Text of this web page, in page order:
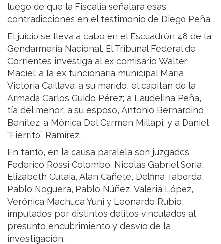
luego de que la Fiscalía señalara esas
contradicciones en el testimonio de Diego Peña.
El juicio se lleva a cabo en el Escuadrón 48 de la
Gendarmería Nacional. El Tribunal Federal de
Corrientes investiga al ex comisario Walter
Maciel; a la ex funcionaria municipal María
Victoria Caillava; a su marido, el capitán de la
Armada Carlos Guido Pérez; a Laudelina Peña,
tía del menor; a su esposo, Antonio Bernardino
Benítez; a Mónica Del Carmen Millapi; y a Daniel
“Fierrito” Ramírez.
En tanto, en la causa paralela son juzgados
Federico Rossi Colombo, Nicolás Gabriel Soria,
Elizabeth Cutaia, Alan Cañete, Delfina Taborda,
Pablo Noguera, Pablo Núñez, Valeria López,
Verónica Machuca Yuni y Leonardo Rubio,
imputados por distintos delitos vinculados al
presunto encubrimiento y desvío de la
investigación.